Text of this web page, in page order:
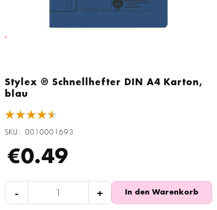
Stylex ® Schnellhefter DIN A4 Karton,
blau
★★★★★
SKU 0010001693
€0.49
- + In den Warenkorb
Anfang
der
springen